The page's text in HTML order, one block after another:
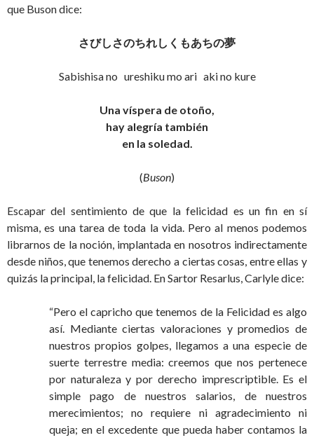
que Buson dice:
さびしさのちれしくもあちの夢
Sabishisa no ureshiku mo ari aki no kure
Una víspera de otoño,
hay alegría también
en la soledad.
(Buson)
Escapar del sentimiento de que la felicidad es un fin en sí
misma, es una tarea de toda la vida. Pero al menos podemos
librarnos de la noción, implantada en nosotros indirectamente
desde niños, que tenemos derecho a ciertas cosas, entre ellas y
quizás la principal, la felicidad. En Sartor Resarlus, Carlyle dice:
“Pero el capricho que tenemos de la Felicidad es algo
así. Mediante ciertas valoraciones y promedios de
nuestros propios golpes, llegamos a una especie de
suerte terrestre media: creemos que nos pertenece
por naturaleza y por derecho imprescriptible. Es el
simple pago de nuestros salarios, de nuestros
merecimientos; no requiere ni agradecimiento ni
queja; en el excedente que pueda haber contamos la